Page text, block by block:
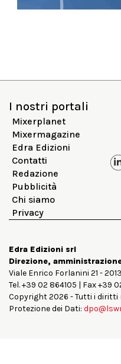
I nostri portali
Mixerplanet
Mixermagazine
Edra Edizioni
Contatti
Redazione
Pubblicità
Chi siamo
Privacy
Edra Edizioni srl
Direzione,
Viale Enrico Forlanini 21 -
Tel. +39 02 864105 | Fax +39
Copyright 2026 - Tutti i
Protezione dei Dati: